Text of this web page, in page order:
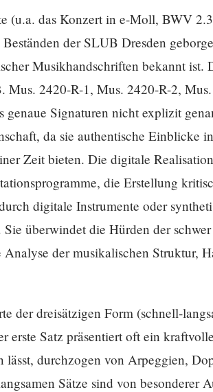
(u.a. das Konzert in e-Moll, BWV
der SLUB Dresden
Musikhandschriften bekannt ist.
Mus. 2420-R-1, Mus. 2420-R-2,
Signaturen nicht explizit
da sie authentische Einblicke
Zeit bieten. Die digitale
die Erstellung
digitale Instrumente oder
überwindet die Hürden der schwer
der musikalischen Struktur,
der dreisätzigen Form (schnell-
Satz präsentiert oft ein
lässt, durchzogen von Arpeggien,
Sätze sind von besonderer